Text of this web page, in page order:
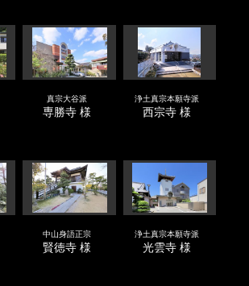
真宗大谷派
専勝寺 様
浄土真宗本願寺派
西宗寺 様
中山身語正宗
賢徳寺 様
浄土真宗本願寺派
光雲寺 様